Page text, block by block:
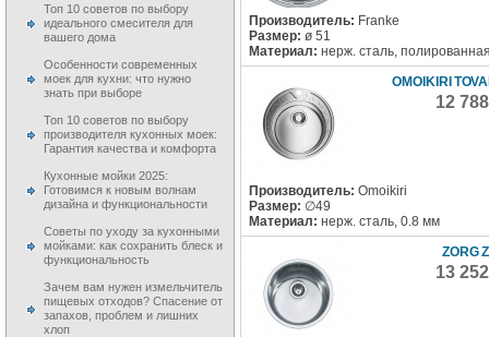
Производитель: Franke
Размер: ø 51
Материал: нерж. сталь,
OMOIKIRI
12
Производитель: Omoikiri
Размер: ∅49
Материал: нерж. сталь, 0.8 мм
ZORG
13
Топ 10 советов по выбору
идеального смесителя для
вашего дома
Особенности современных
моек для кухни: что нужно
знать при выборе
Топ 10 советов по выбору
производителя кухонных моек:
Гарантия качества и комфорта
Кухонные мойки 2025:
Готовимся к новым волнам
дизайна и функциональности
Советы по уходу за кухонными
мойками: как сохранить блеск и
функциональность
Зачем вам нужен измельчитель
пищевых отходов? Спасение от
запахов, проблем и лишних
хлоп